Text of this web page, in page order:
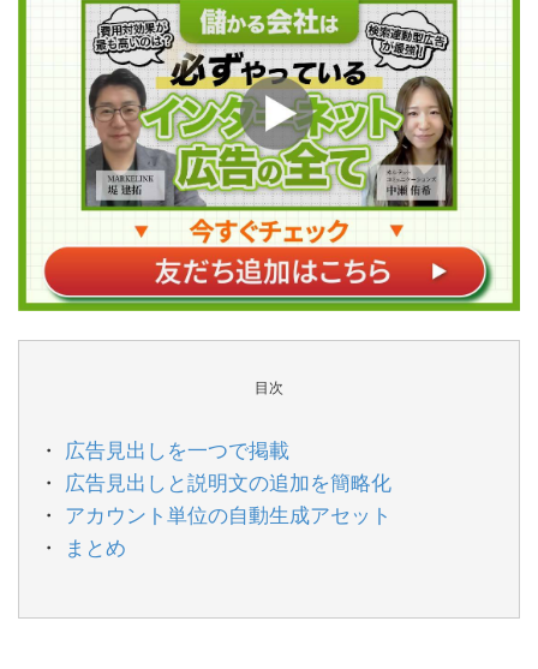
目次
広告見出しを一つで掲載
広告見出しと説明文の追加を簡略化
アカウント単位の自動生成アセット
まとめ